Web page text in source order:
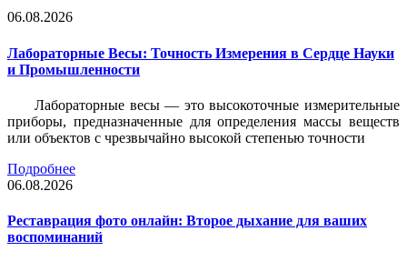
06.08.2026
Лабораторные Весы: Точность Измерения в Сердце Науки
и Промышленности
Лабораторные весы — это высокоточные измерительные
приборы, предназначенные для определения массы веществ
или объектов с чрезвычайно высокой степенью точности
Подробнее
06.08.2026
Реставрация фото онлайн: Второе дыхание для ваших
воспоминаний